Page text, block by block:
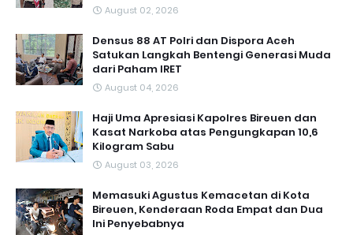
August 02, 2026
Densus 88 AT Polri dan Dispora Aceh
Satukan Langkah Bentengi Generasi Muda
dari Paham IRET
August 04, 2026
Haji Uma Apresiasi Kapolres Bireuen dan
Kasat Narkoba atas Pengungkapan 10,6
Kilogram Sabu
August 03, 2026
Memasuki Agustus Kemacetan di Kota
Bireuen, Kenderaan Roda Empat dan Dua
Ini Penyebabnya